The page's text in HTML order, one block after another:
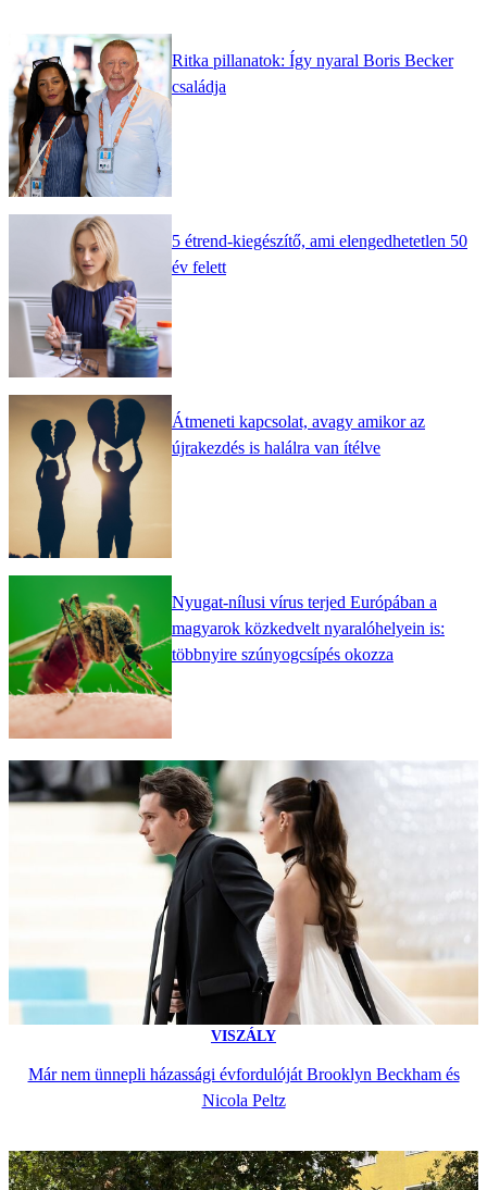
Ritka pillanatok: Így nyaral Boris Becker
családja
5 étrend-kiegészítő, ami elengedhetetlen 50
év felett
Átmeneti kapcsolat, avagy amikor az
újrakezdés is halálra van ítélve
Nyugat-nílusi vírus terjed Európában a
magyarok közkedvelt nyaralóhelyein is:
többnyire szúnyogcsípés okozza
VISZÁLY
Már nem ünnepli házassági évfordulóját Brooklyn Beckham és
Nicola Peltz